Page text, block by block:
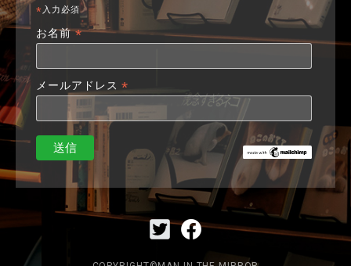
* 入力必須
お名前*
メールアドレス*